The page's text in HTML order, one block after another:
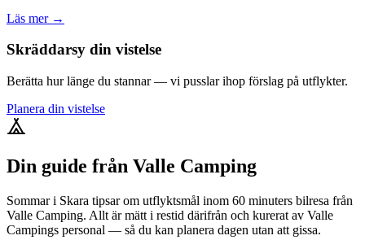
Läs mer →
Skräddarsy din vistelse
Berätta hur länge du stannar — vi pusslar ihop förslag på utflykter.
Planera din vistelse
Din guide från Valle Camping
Sommar i Skara tipsar om utflyktsmål inom 60 minuters bilresa från
Valle Camping. Allt är mätt i restid därifrån och kurerat av Valle
Campings personal — så du kan planera dagen utan att gissa.